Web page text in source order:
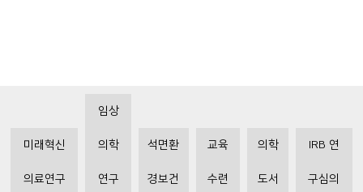
미래혁신
의료연구
임상
의학
연구
석면환
경보건
교육
수련
의학
도서
IRB 연
구심의